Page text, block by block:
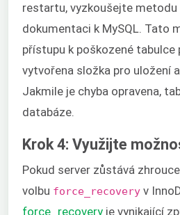
restartu, vyzkoušejte metodu
dokumentaci k MySQL. Tato
přístupu k poškozené
vytvořena složka pro uložení
Jakmile je chyba opravena,
databáze.
Krok 4: Využijte
Pokud server zůstává
volbu force_recovery v
force_recovery je vynikající